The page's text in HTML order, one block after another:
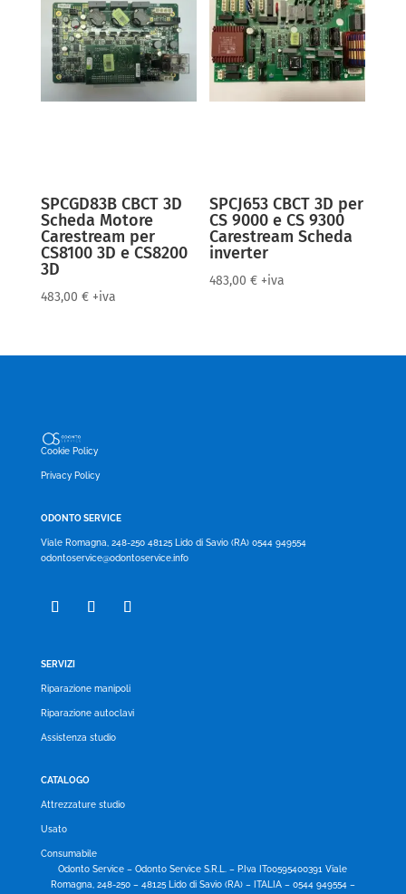
SPCGD83B CBCT 3D
Scheda Motore
Carestream per
CS8100 3D e CS8200
3D
483,00 € +iva
SPCJ653 CBCT 3D per
CS 9000 e CS 9300
Carestream Scheda
inverter
483,00€ +iva
Cookie Policy
Privacy Policy
ODONTO SERVICE
Viale Romagna, 248-250 48125 Lido di Savio (RA) 0544 949554
odontoservice@odontoservice.info
SERVIZI
Riparazione manipoli
Riparazione autoclavi
Assistenza studio
CATALOGO
Attrezzature studio
Usato
Consumabile
Odonto Service – Odonto Service S.R.L. – P.Iva IT00595400391 Viale
Romagna, 248-250 – 48125 Lido di Savio (RA) – ITALIA – 0544 949554 –